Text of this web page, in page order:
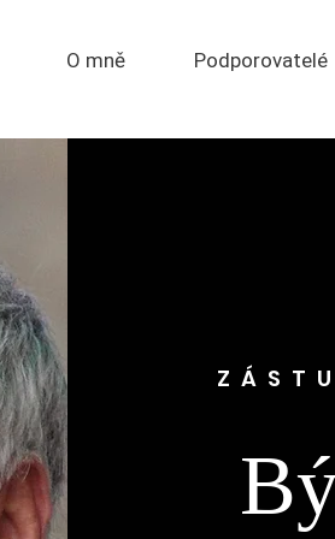
O mně Podporovatelé